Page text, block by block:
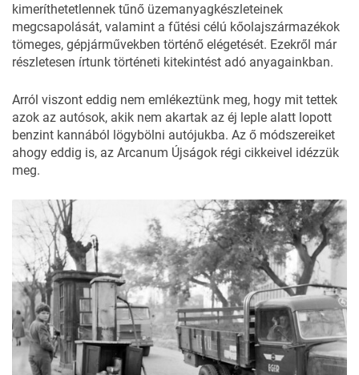
kimeríthetetlennek tűnő üzemanyagkészleteinek
megcsapolását, valamint a fűtési célú kőolajszármazékok
tömeges, gépjárművekben történő elégetését. Ezekről már
részletesen írtunk történeti kitekintést adó anyagainkban.
Arról viszont eddig nem emlékeztünk meg, hogy mit tettek
azok az autósok, akik nem akartak az éj leple alatt lopott
benzint kannából lögybölni autójukba. Az ő módszereiket
ahogy eddig is, az Arcanum Újságok régi cikkeivel idézzük
meg.